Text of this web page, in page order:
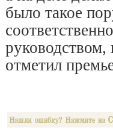
было такое
отметил